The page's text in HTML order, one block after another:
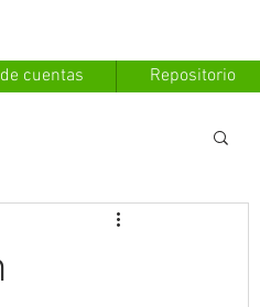
cuentas Repositorio